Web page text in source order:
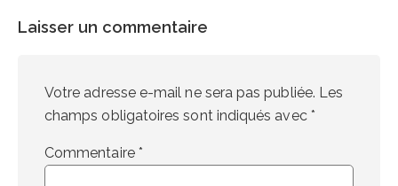
Laisser un commentaire
Votre adresse e-mail ne sera pas publiée. Les
champs obligatoires sont indiqués avec *
Commentaire *